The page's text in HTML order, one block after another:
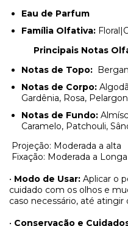
Eau de Parfum
Família Olfativa:
Principais Notas
Notas de Topo:
Notas de Corpo:
Gardênia, Rosa,
Notas de Fundo:
Caramelo, Patchouli,
Projeção: Moderada a alta
Fixação: Moderada a Longa
• Modo de Usar: Aplicar o
cuidado com os olhos e
caso necessário, até
• Conservação e